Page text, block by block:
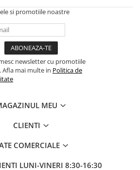
si promotiile noastre
newsletter cu promotiile
Afla mai multe in Politica de
MEU
CLIENTI
COMERCIALE
LUNI-VINERI 8:30-16:30